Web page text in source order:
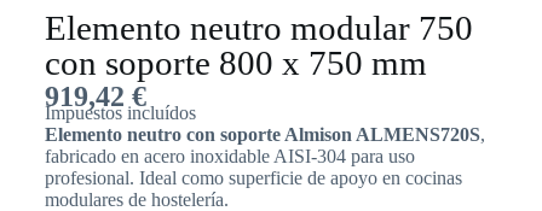
Elemento neutro modular 750
con soporte 800 x 750 mm
919,42 €
Impuestos incluídos
Elemento neutro con soporte Almison ALMENS720S,
fabricado en acero inoxidable AISI-304 para uso
profesional. Ideal como superficie de apoyo en cocinas
modulares de hostelería.